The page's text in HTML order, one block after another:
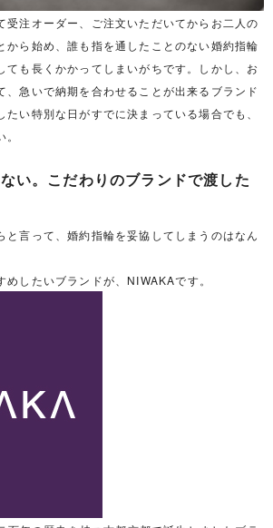
受注オーダー、ご注文いただいてからお二人の
から始め、誰も指を通したことのない婚約指輪
ても長くかかってしまいがちです。しかし、お
、急いで納期を合わせることが出来るブランド
たい特別な日がすでに決まっている場合でも、
い。こだわりのブランドで渡した
と言って、婚約指輪を妥協してしまうのはなん
したいブランドが、NIWAKAです。